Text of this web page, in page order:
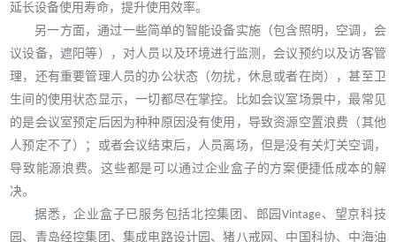
延长设备使用寿命，提升使用效率。
另一方面，通过一些简单的智能设备实施（包含照明，空调，会
议设备，遮阳等）， 对人员以及环境进行监测，会议预约以及访客管
理，还有重要管理人员的办公状态（勿扰，休息或者在岗），甚至卫
生间的使用状态显示，一切都尽在掌控。比如会议室场景中 ，最常见
的是会议室预定后因为种种原因没有使用，导致资源 空置浪费（其他
人预定不了）；或者会议结束后，人员离场，但是没有关灯关空调，
导致能源浪费。这些都是可以通过企业盒子的方案便捷低成本的解
决。
据悉，企业盒子已服务包括北控集团、郎园Vintage、望京科技
园、青岛经控集团、集成电路设计园、猪八戒网、中国科协、中海油